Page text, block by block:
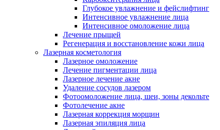
Глубокое увлажнение и фейслифтинг
Интенсивное увлажнение лица
Интенсивное омоложение лица
Лечение прыщей
Регенерация и восстановление кожи лица
Лазерная косметология
Лазерное омоложение
Лечение пигментации лица
Лазерное лечение акне
Удаление сосудов лазером
Фотоомоложение лица, шеи, зоны декольте
Фотолечение акне
Лазерная коррекция морщин
Лазерная эпиляция лица